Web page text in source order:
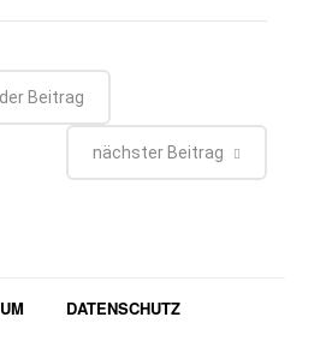
Beitrag
nächster Beitrag
DATENSCHUTZ